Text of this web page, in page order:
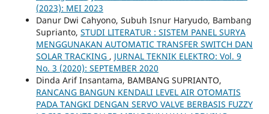
(2023): MEI 2023
Danur Dwi Cahyono, Subuh Isnur Haryudo, Bambang
Suprianto, STUDI LITERATUR : SISTEM PANEL SURYA
MENGGUNAKAN AUTOMATIC TRANSFER SWITCH DAN
SOLAR TRACKING , JURNAL TEKNIK ELEKTRO: Vol. 9
No. 3 (2020): SEPTEMBER 2020
Dinda Arif Insantama, BAMBANG SUPRIANTO,
RANCANG BANGUN KENDALI LEVEL AIR OTOMATIS
PADA TANGKI DENGAN SERVO VALVE BERBASIS FUZZY